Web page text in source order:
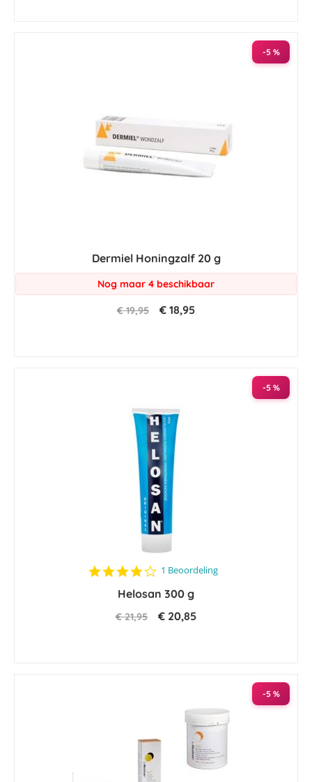
-5 %
Dermiel Honingzalf 20 g
Nog maar 4 beschikbaar
€ 19,95 € 18,95
-5 %
4.0
rating
1 Beoordeling
Helosan 300 g
€ 21,95 € 20,85
-5 %